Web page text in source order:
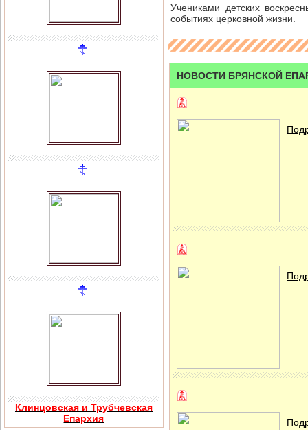
Клинцовская и Трубчевская
Епархия
Учениками детских
событиях церковной жизни.
НОВОСТИ БРЯНСКОЙ